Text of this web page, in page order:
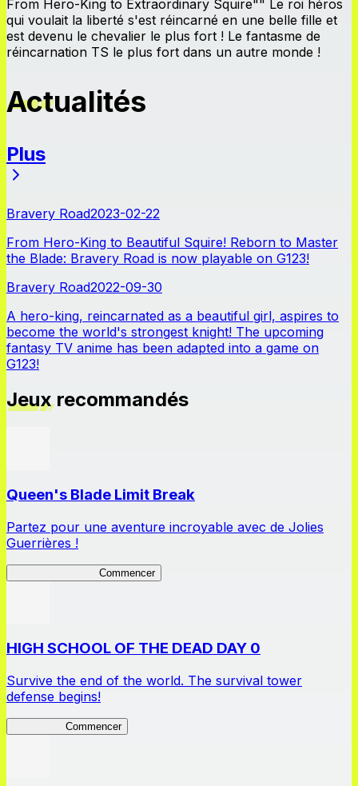
From Hero-King to Extraordinary Squire"" Le roi héros
qui voulait la liberté s'est réincarné en une belle fille et
est devenu le chevalier le plus fort ! Le fantasme de
réincarnation TS le plus fort dans un autre monde !
Actualités
Plus
Bravery Road2023-02-22
From Hero-King to Beautiful Squire! Reborn to Master
the Blade: Bravery Road is now playable on G123!
Bravery Road2022-09-30
A hero-king, reincarnated as a beautiful girl, aspires to
become the world's strongest knight! The upcoming
fantasy TV anime has been adapted into a game on
G123!
Jeux recommandés
Queen's Blade Limit Break
Partez pour une aventure incroyable avec de Jolies
Guerrières !
Commencer
HIGH SCHOOL OF THE DEAD DAY 0
Survive the end of the world. The survival tower
defense begins!
Commencer